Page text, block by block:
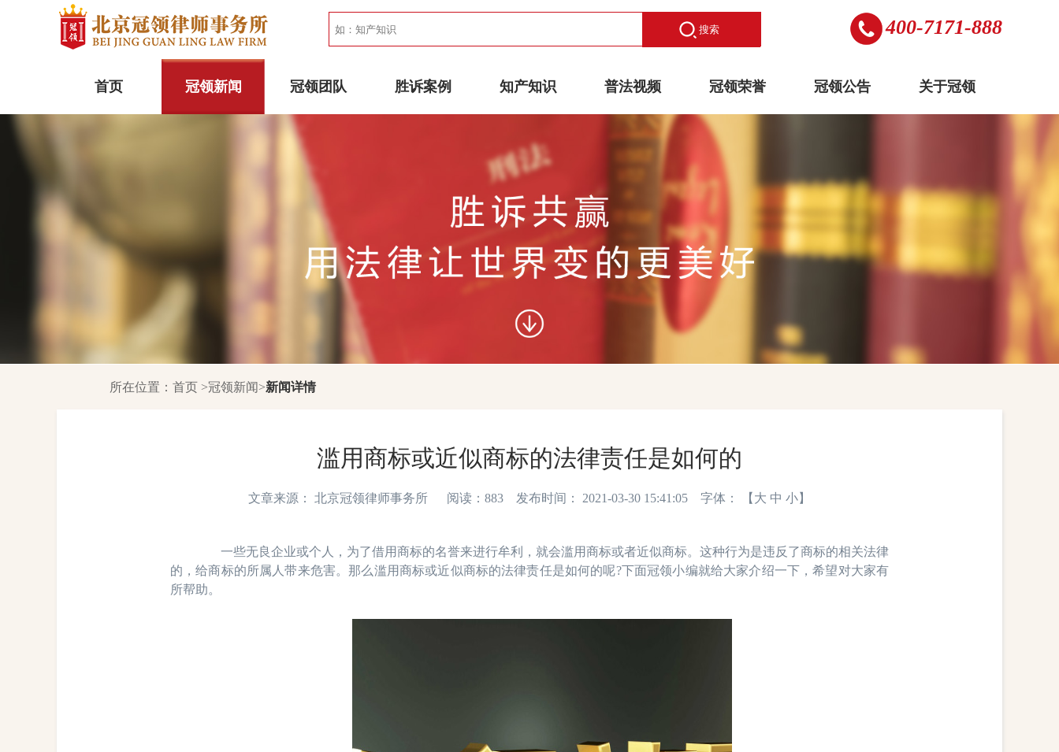
搜索 400-7171-888
首页 冠领新闻 冠领团队 胜诉案例 知产知识 普法视频 冠领荣誉 冠领公告 关于冠领
所在位置： 首页 >冠领新闻 >新闻详情
滥用商标或近似商标的法律责任是如何的
文章来源： 北京冠领律师事务所 阅读：883 发布时间： 2021-03-30 15:41:05 字体： 【 大 中 小】
一些无良企业或个人，为了借用商标的名誉来进行牟利，就会滥用商标或者近似商标。这种行为是违反了商标的相关法律
的，给商标的所属人带来危害。那么滥用商标或近似商标的法律责任是如何的呢?下面冠领小编就给大家介绍一下，希望对大家有
所帮助。